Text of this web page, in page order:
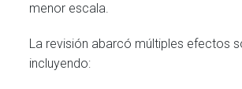
menor escala.
La revisión abarcó múltiples efectos
incluyendo: